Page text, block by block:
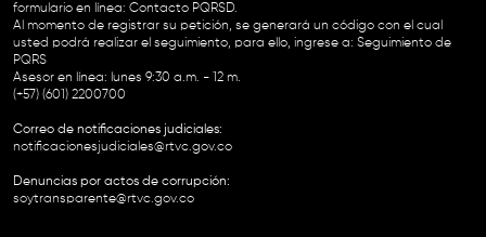
formulario en línea: Contacto PQRSD.
Al momento de registrar su petición, se generará un código con el cual
usted podrá realizar el seguimiento, para ello, ingrese a: Seguimiento de
PQRS
Asesor en línea: lunes 9:30 a.m. - 12 m.
(+57) (601) 2200700
Correo de notificaciones judiciales:
notificacionesjudiciales@rtvc.gov.co
Denuncias por actos de corrupción:
soytransparente@rtvc.gov.co